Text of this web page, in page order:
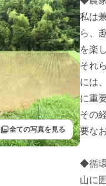
filter全ての写真を見る
私は
ら、
を楽
それ
には
に重
その
要な
◆循
山に